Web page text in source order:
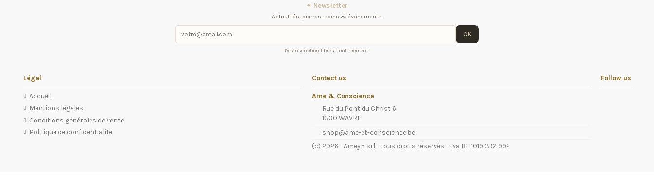
✦ Newsletter
Actualités, pierres, soins & événements.
OK
Désinscription libre à tout moment.
Légal
Accueil
Mentions légales
Conditions générales de vente
Politique de confidentialite
Contact us
Ame & Conscience
Rue du Pont du Christ 6
1300 WAVRE
shop@ame-et-conscience.be
(c) 2026 - Ameyn srl - Tous droits réservés - tva BE 1019 392 992
Follow us